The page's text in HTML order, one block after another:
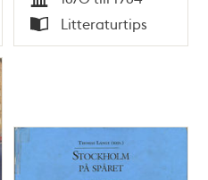
Tid
Typ
Litteraturtips